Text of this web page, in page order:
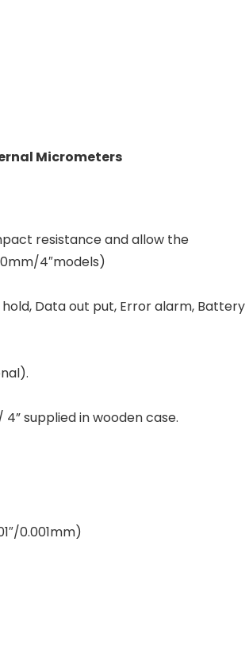
Micrometers
resistance and allow the
4″models)
Data out put, Error alarm, Battery
supplied in wooden case.
0.001mm)